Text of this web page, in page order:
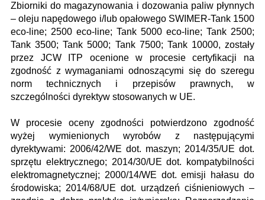
Zbiorniki do magazynowania i dozowania paliw płynnych
– oleju napędowego i/lub opałowego SWIMER-Tank 1500
eco-line; 2500 eco-line; Tank 5000 eco-line; Tank 2500;
Tank 3500; Tank 5000; Tank 7500; Tank 10000, zostały
przez JCW ITP ocenione w procesie certyfikacji na
zgodność z wymaganiami odnoszącymi się do szeregu
norm technicznych i przepisów prawnych, w
szczególności dyrektyw stosowanych w UE.
W procesie oceny zgodności potwierdzono zgodność
wyżej wymienionych wyrobów z następującymi
dyrektywami: 2006/42/WE dot. maszyn; 2014/35/UE dot.
sprzętu elektrycznego; 2014/30/UE dot. kompatybilności
elektromagnetycznej; 2000/14/WE dot. emisji hałasu do
środowiska; 2014/68/UE dot. urządzeń ciśnieniowych –